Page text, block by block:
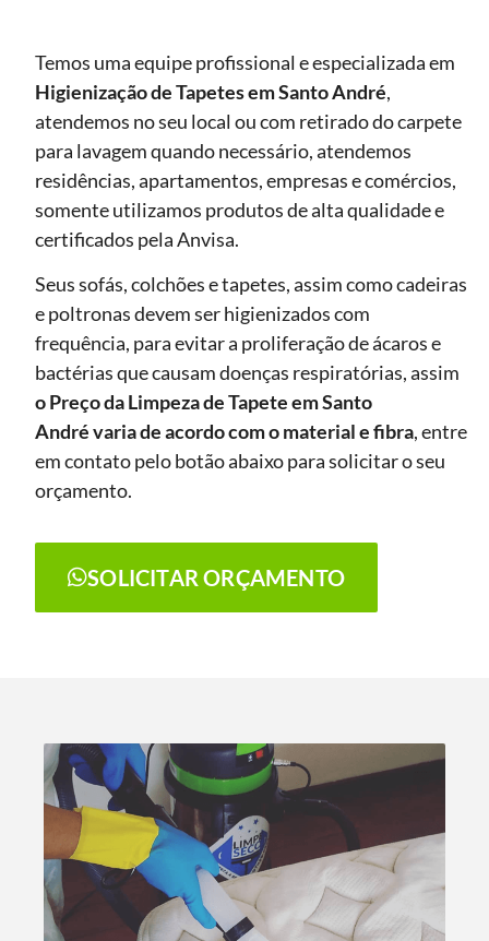
Temos uma equipe profissional e especializada em
Higienização de Tapetesem Santo André,
atendemos no seu local ou com retirado do carpete
para lavagem quando necessário, atendemos
residências, apartamentos, empresas e comércios,
somente utilizamos produtos de alta qualidade e
certificados pela Anvisa.
Seus sofás, colchões e tapetes, assim como cadeiras
e poltronas devem ser higienizados com
frequência, para evitar a proliferação de ácaros e
bactérias que causam doenças respiratórias, assim
o Preço da Limpeza de Tapeteem Santo
Andrévaria de acordo com o material e fibra, entre
em contato pelo botão abaixo para solicitar o seu
orçamento.
SOLICITAR ORÇAMENTO